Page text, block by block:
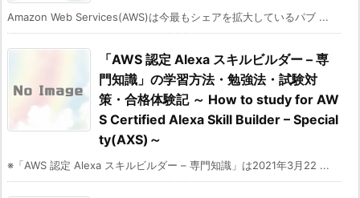
Amazon Web Services(AWS)は今最もシェアを拡大しているパブ ...
「AWS 認定 Alexa スキルビルダー – 専
門知識」の学習方法・勉強法・試験対
策・合格体験記 ～ How to study for AW
S Certified Alexa Skill Builder – Special
ty(AXS)～
※「AWS 認定 Alexa スキルビルダー – 専門知識」は2021年3月22 ...